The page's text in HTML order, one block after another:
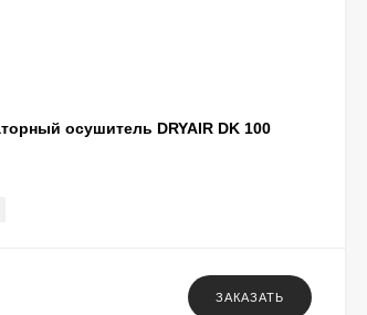
осушитель DRYAIR DK 100
ЗАКАЗАТЬ